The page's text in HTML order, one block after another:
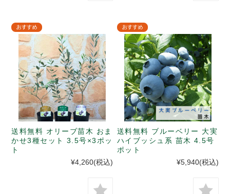
送料無料 オリーブ苗木 おま
かせ3種セット 3.5号×3ポッ
ト
¥4,260(税込)
送料無料 ブルーベリー 大実
ハイブッシュ系 苗木 4.5号
ポット
¥5,940(税込)